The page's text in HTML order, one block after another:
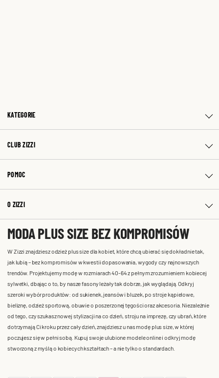
KATEGORIE
CLUB ZIZZI
POMOC
O ZIZZI
MODA PLUS SIZE BEZ KOMPROMISÓW
W Zizzi znajdziesz odzież plus size dla kobiet, które chcą ubierać się dokładnie tak,
jak lubią – bez kompromisów w kwestii dopasowania, wygody czy najnowszych
trendów. Projektujemy modę w rozmiarach 40-64 z pełnym zrozumieniem kobiecej
sylwetki, dbając o to, by nasze fasony leżały tak dobrze, jak wyglądają. Odkryj
szeroki wybór produktów: od sukienek, jeansów i bluzek, po stroje kąpielowe,
bieliznę, odzież sportową, obuwie o poszerzonej tęgości oraz akcesoria. Niezależnie
od tego, czy szukasz nowej stylizacji na co dzień, stroju na imprezę, czy ubrań, które
dotrzymają Ci kroku przez cały dzień, znajdziesz u nas modę plus size, w której
poczujesz się w pełni sobą. Kupuj swoje ulubione modele online i odkryj modę
stworzoną z myślą o kobiecych kształtach – a nie tylko o standardach.